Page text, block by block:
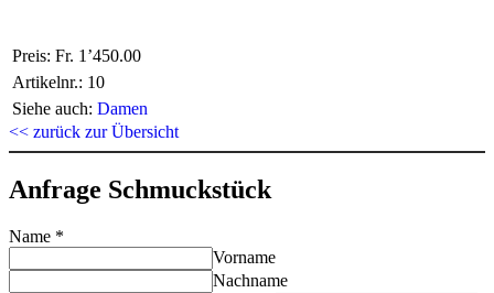
Preis: Fr. 1’450.00
Artikelnr.: 10
Siehe auch: Damen
<< zurück zur Übersicht
Anfrage Schmuckstück
Name *
Vorname
Nachname